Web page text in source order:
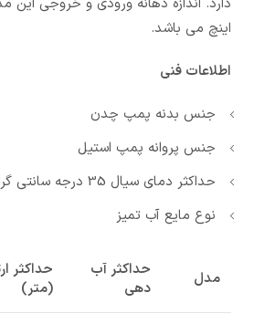
اینچ می باشد.
اطلاعات فنی
جنس بدنه پمپ چدن
جنس پروانه پمپ استیل
حداکثر دمای سیال 35 درجه سانتی گراد
نوع مایع آب تمیز
مدل
حداکثر آب
دهی
حداکثر
(متر)